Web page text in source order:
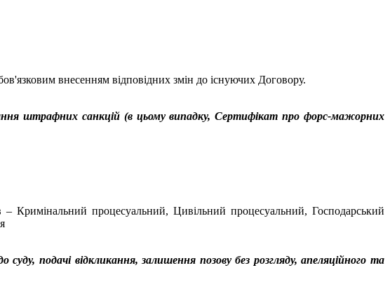
внесенням відповідних змін до існуючих Договору.
штрафних санкцій (в цьому випадку, Сертифікат про форс-мажорних
Кримінальний процесуальний, Цивільний процесуальний, Господарський
подачі відкликання, залишення позову без розгляду, апеляційного та